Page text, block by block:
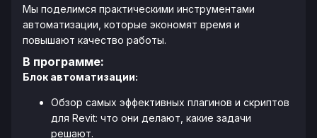
Мы поделимся практическими инструментами
автоматизации, которые экономят время и
повышают качество работы.
В программе:
Блок автоматизации:
Обзор самых эффективных плагинов и скриптов
для Revit: что они делают, какие задачи
решают.